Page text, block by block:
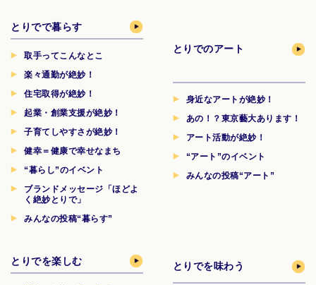
とりでで暮らす
取手ってこんなとこ
楽々通勤が絶妙！
住宅取得が絶妙！
起業・創業支援が絶妙！
子育てしやすさが絶妙！
健幸＝健康で幸せなまち
“暮らし”のイベント
ブランドメッセージ「ほどよ
く絶妙とりで」
みんなの投稿“暮らす”
とりでのアート
身近なアートが絶妙！
あの！？東京藝大あります！
アート活動が絶妙！
“アート”のイベント
みんなの投稿“アート”
とりでを楽しむ とりでを味わう